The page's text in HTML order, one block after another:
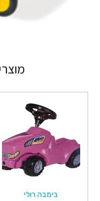
בימבה רולי